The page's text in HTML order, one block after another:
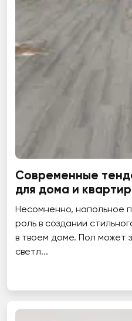
Современные
для дома и
Несомненно, напольное
роль в создании
в твоем доме. Пол может
светл...